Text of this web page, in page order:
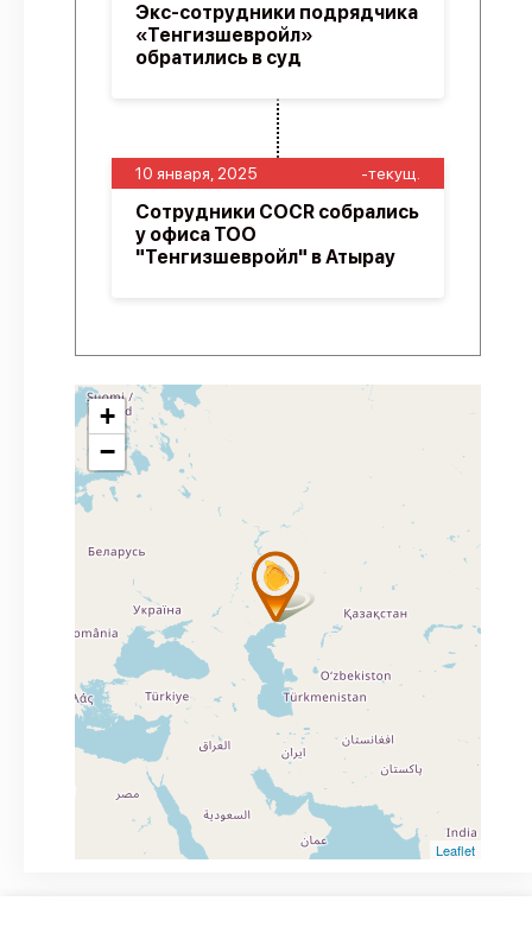
10 января, 2025 -текущ.
Сотрудники COCR собрались
у офиса ТОО
"Тенгизшевройл" в Атырау
Экс-сотрудники подрядчика
«Тенгизшевройл»
обратились в суд
+
−
Leaflet